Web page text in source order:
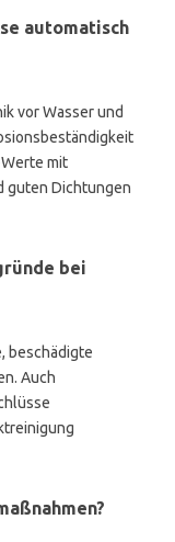
automatisch
vor Wasser und
mit
guten Dichtungen
bei
beschädigte
Auch